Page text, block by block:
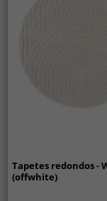
Tapetes redondos -
(offwhite)